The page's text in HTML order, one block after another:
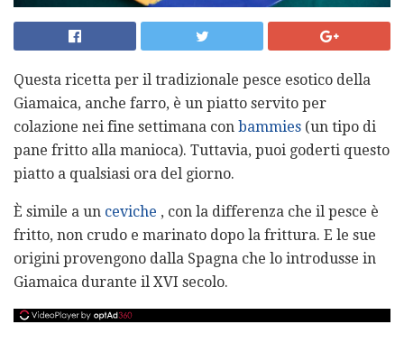
Questa ricetta per il tradizionale pesce esotico della
Giamaica, anche farro, è un piatto servito per
colazione nei fine settimana con bammies (un tipo di
pane fritto alla manioca). Tuttavia, puoi goderti questo
piatto a qualsiasi ora del giorno.
È simile a un ceviche , con la differenza che il pesce è
fritto, non crudo e marinato dopo la frittura. E le sue
origini provengono dalla Spagna che lo introdusse in
Giamaica durante il XVI secolo.